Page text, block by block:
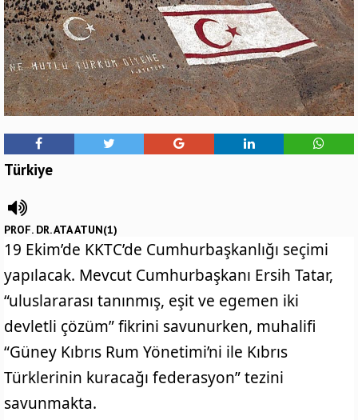
Türkiye
PROF. DR. ATA ATUN(1)
19 Ekim’de KKTC’de Cumhurbaşkanlığı seçimi
yapılacak. Mevcut Cumhurbaşkanı Ersih Tatar,
“uluslararası tanınmış, eşit ve egemen iki
devletli çözüm” fikrini savunurken, muhalifi
“Güney Kıbrıs Rum Yönetimi’ni ile Kıbrıs
Türklerinin kuracağı federasyon” tezini
savunmakta.